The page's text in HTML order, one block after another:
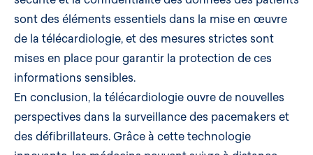
sont des éléments essentiels dans la mise en œuvre
de la télécardiologie, et des mesures strictes sont
mises en place pour garantir la protection de ces
informations sensibles.
En conclusion, la télécardiologie ouvre de nouvelles
perspectives dans la surveillance des pacemakers et
des défibrillateurs. Grâce à cette technologie